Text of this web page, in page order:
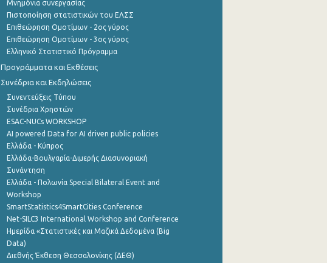
Μνημόνια συνεργασίας
Πιστοποίηση στατιστικών του ΕΛΣΣ
Επιθεώρηση Ομοτίμων - 2ος γύρος
Επιθεώρηση Ομοτίμων - 3ος γύρος
Ελληνικό Στατιστικό Πρόγραμμα
Προγράμματα και Εκθέσεις
Συνέδρια και Εκδηλώσεις
Συνεντεύξεις Τύπου
Συνέδρια Χρηστών
ESAC-NUCs WORKSHOP
AI powered Data for AI driven public policies
Ελλάδα - Κύπρος
Ελλάδα-Βουλγαρία-Διμερής Διασυνοριακή
Συνάντηση
Ελλάδα - Πολωνία Special Bilateral Event and
Workshop
SmartStatistics4SmartCities Conference
Net-SILC3 International Workshop and Conference
Ημερίδα «Στατιστικές και Μαζικά Δεδομένα (Big
Data)
Διεθνής Έκθεση Θεσσαλονίκης (ΔΕΘ)